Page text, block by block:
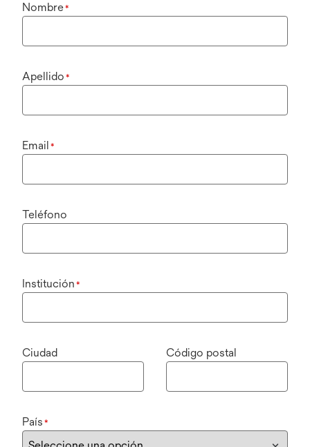
Nombre*
Apellido *
Email *
Teléfono
Institución *
Ciudad Código postal
País *